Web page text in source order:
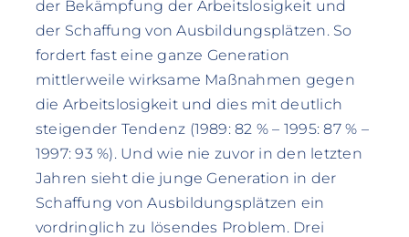
der Bekämpfung der Arbeitslosigkeit und
der Schaffung von Ausbildungsplätzen. So
fordert fast eine ganze Generation
mittlerweile wirksame Maßnahmen gegen
die Arbeitslosigkeit und dies mit deutlich
steigender Tendenz (1989: 82 % – 1995: 87 % –
1997: 93 %). Und wie nie zuvor in den letzten
Jahren sieht die junge Generation in der
Schaffung von Ausbildungsplätzen ein
vordringlich zu lösendes Problem. Drei